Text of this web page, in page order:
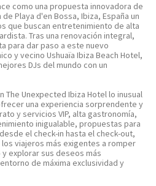
como una propuesta innovadora de
Playa d'en Bossa, Ibiza, España un
que buscan entretenimiento de alta
Tras una renovación integral,
para dar paso a este nuevo
y vecino Ushuaïa Ibiza Beach Hotel,
DJs del mundo con un
The Unexpected Ibiza Hotel lo inusual
una experiencia sorprendente y
y servicios VIP, alta gastronomía,
inigualable, propuestas para
el check-in hasta el check-out,
viajeros más exigentes a romper
explorar sus deseos más
de máxima exclusividad y